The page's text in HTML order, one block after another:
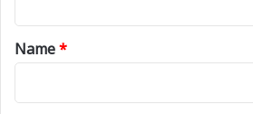
*
Name*